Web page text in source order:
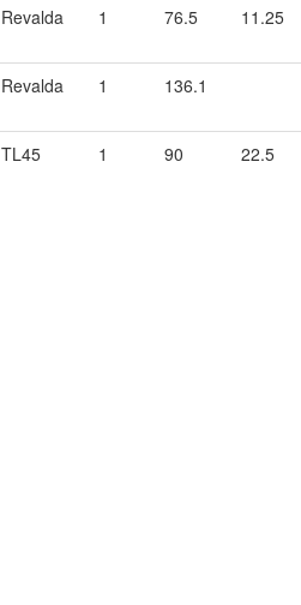
Revalda 1 76.5 11.25
Revalda 1 136.1
TL45 1 90 22.5